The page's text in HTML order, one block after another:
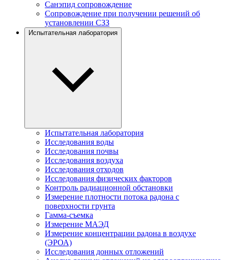
Санэпид сопровождение
Сопровождение при получении решений об
установлении СЗЗ
Испытательная лаборатория
Испытательная лаборатория
Исследования воды
Исследования почвы
Исследования воздуха
Исследования отходов
Исследования физических факторов
Контроль радиационной обстановки
Измерение плотности потока радона с
поверхности грунта
Гамма-съемка
Измерение МАЭД
Измерение концентрации радона в воздухе
(ЭРОА)
Исследования донных отложений